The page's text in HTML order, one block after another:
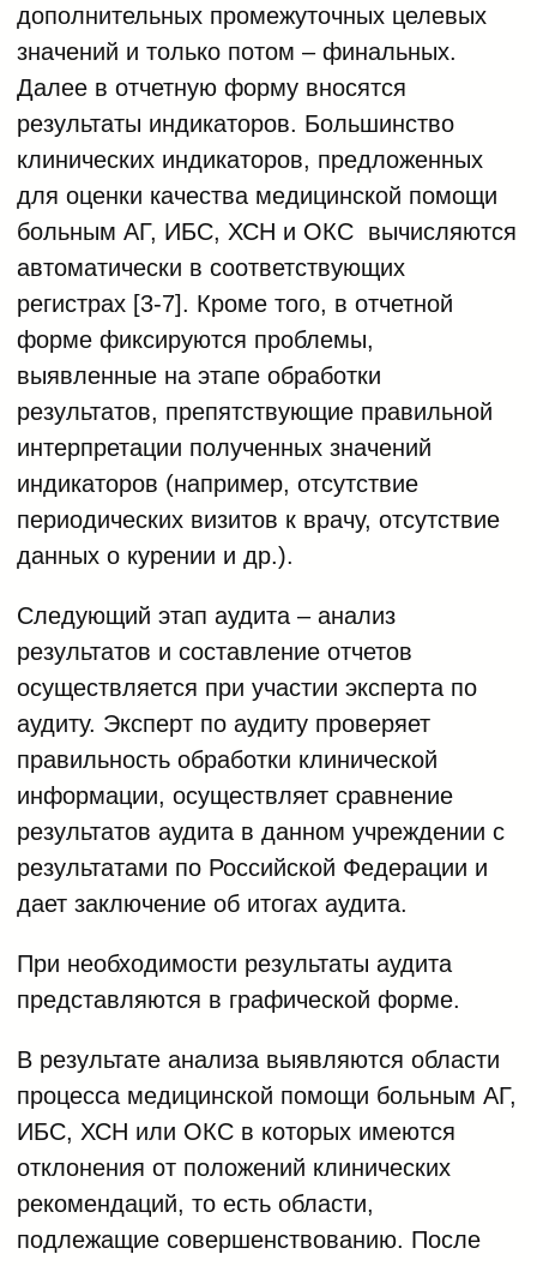
дополнительных промежуточных целевых
значений и только потом – финальных.
Далее в отчетную форму вносятся
результаты индикаторов. Большинство
клинических индикаторов, предложенных
для оценки качества медицинской помощи
больным АГ, ИБС, ХСН и ОКС вычисляются
автоматически в соответствующих
регистрах [3-7]. Кроме того, в отчетной
форме фиксируются проблемы,
выявленные на этапе обработки
результатов, препятствующие правильной
интерпретации полученных значений
индикаторов (например, отсутствие
периодических визитов к врачу, отсутствие
данных о курении и др.).
Следующий этап аудита – анализ
результатов и составление отчетов
осуществляется при участии эксперта по
аудиту. Эксперт по аудиту проверяет
правильность обработки клинической
информации, осуществляет сравнение
результатов аудита в данном учреждении с
результатами по Российской Федерации и
дает заключение об итогах аудита.
При необходимости результаты аудита
представляются в графической форме.
В результате анализа выявляются области
процесса медицинской помощи больным АГ,
ИБС, ХСН или ОКС в которых имеются
отклонения от положений клинических
рекомендаций, то есть области,
подлежащие совершенствованию. После